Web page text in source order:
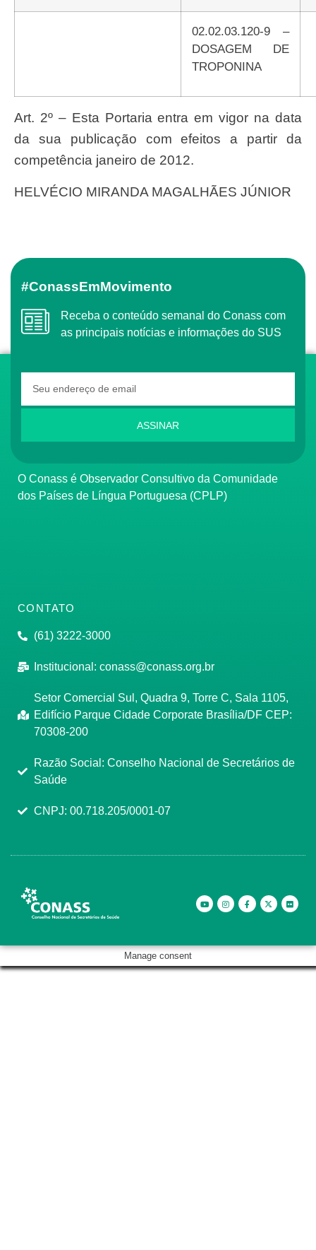
02.02.03.120-9 –
DOSAGEM DE
TROPONINA
Art. 2º – Esta Portaria entra em vigor na data
da sua publicação com efeitos a partir da
competência janeiro de 2012.
HELVÉCIO MIRANDA MAGALHÃES JÚNIOR
#ConassEmMovimento
Receba o conteúdo semanal do Conass com
as principais notícias e informações do SUS
ASSINAR
O Conass é Observador Consultivo da Comunidade
dos Países de Língua Portuguesa (CPLP)
CONTATO
(61) 3222-3000
Institucional: conass@conass.org.br
Setor Comercial Sul, Quadra 9, Torre C, Sala 1105,
Edifício Parque Cidade Corporate Brasília/DF CEP:
70308-200
Razão Social: Conselho Nacional de Secretários de
Saúde
CNPJ: 00.718.205/0001-07
Manage consent